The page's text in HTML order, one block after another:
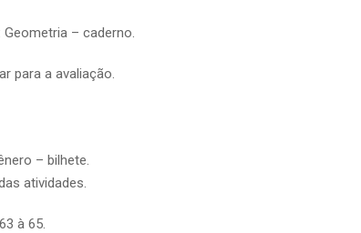
– caderno.
para a avaliação.
– bilhete.
atividades.
à 65.